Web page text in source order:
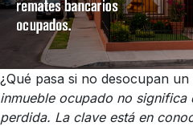
¿Qué pasa si no desocupan
inmueble ocupado no significa
perdida. La clave está en